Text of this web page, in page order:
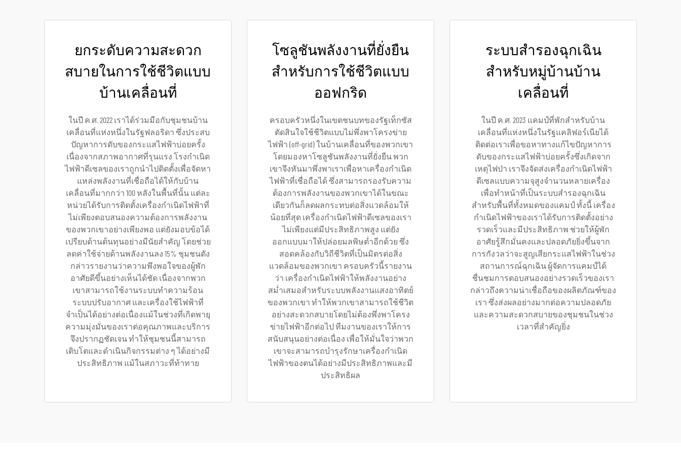
ยกระดับความสะดวก
สบายในการใช้ชีวิตแบบ
บ้านเคลื่อนที่
ในปี ค.ศ. 2022 เราได้ร่วมมือกับชุมชนบ้าน
เคลื่อนที่แห่งหนึ่งในรัฐฟลอริดา ซึ่งประสบ
ปัญหาการดับของกระแสไฟฟ้าบ่อยครั้ง
เนื่องจากสภาพอากาศที่รุนแรง โรงกำเนิด
ไฟฟ้าดีเซลของเราถูกนำไปติดตั้งเพื่อจัดหา
แหล่งพลังงานที่เชื่อถือได้ให้กับบ้าน
เคลื่อนที่มากกว่า 100 หลังในพื้นที่นั้น แต่ละ
หน่วยได้รับการติดตั้งเครื่องกำเนิดไฟฟ้าที่
ไม่เพียงตอบสนองความต้องการพลังงาน
ของพวกเขาอย่างเพียงพอ แต่ยังมอบข้อได้
เปรียบด้านต้นทุนอย่างมีนัยสำคัญ โดยช่วย
ลดค่าใช้จ่ายด้านพลังงานลง 15% ชุมชนดัง
กล่าวรายงานว่าความพึงพอใจของผู้พัก
อาศัยดีขึ้นอย่างเห็นได้ชัด เนื่องจากพวก
เขาสามารถใช้งานระบบทำความร้อน
ระบบปรับอากาศ และเครื่องใช้ไฟฟ้าที่
จำเป็นได้อย่างต่อเนื่องแม้ในช่วงที่เกิดพายุ
ความมุ่งมั่นของเราต่อคุณภาพและบริการ
จึงปรากฏชัดเจน ทำให้ชุมชนนี้สามารถ
เติบโตและดำเนินกิจกรรมต่าง ๆ ได้อย่างมี
ประสิทธิภาพ แม้ในสภาวะที่ท้าทาย
โซลูชันพลังงานที่ยั่งยืน
สำหรับการใช้ชีวิตแบบ
ออฟกริด
ครอบครัวหนึ่งในเขตชนบทของรัฐเท็กซัส
ตัดสินใจใช้ชีวิตแบบไม่พึ่งพาโครงข่าย
ไฟฟ้า (off-grid) ในบ้านเคลื่อนที่ของพวกเขา
โดยมองหาโซลูชันพลังงานที่ยั่งยืน พวก
เขาจึงหันมาพึ่งพาเราเพื่อหาเครื่องกำเนิด
ไฟฟ้าที่เชื่อถือได้ ซึ่งสามารถรองรับความ
ต้องการพลังงานของพวกเขาได้ในขณะ
เดียวกันก็ลดผลกระทบต่อสิ่งแวดล้อมให้
น้อยที่สุด เครื่องกำเนิดไฟฟ้าดีเซลของเรา
ไม่เพียงแต่มีประสิทธิภาพสูง แต่ยัง
ออกแบบมาให้ปล่อยมลพิษต่ำอีกด้วย ซึ่ง
สอดคล้องกับวิถีชีวิตที่เป็นมิตรต่อสิ่ง
แวดล้อมของพวกเขา ครอบครัวนี้รายงาน
ว่า เครื่องกำเนิดไฟฟ้าให้พลังงานอย่าง
สม่ำเสมอสำหรับระบบพลังงานแสงอาทิตย์
ของพวกเขา ทำให้พวกเขาสามารถใช้ชีวิต
อย่างสะดวกสบายโดยไม่ต้องพึ่งพาโครง
ข่ายไฟฟ้าอีกต่อไป ทีมงานของเราให้การ
สนับสนุนอย่างต่อเนื่อง เพื่อให้มั่นใจว่าพวก
เขาจะสามารถบำรุงรักษาเครื่องกำเนิด
ไฟฟ้าของตนได้อย่างมีประสิทธิภาพและมี
ประสิทธิผล
ระบบสำรองฉุกเฉิน
สำหรับหมู่บ้านบ้าน
เคลื่อนที่
ในปี ค.ศ. 2023 แคมป์ที่พักสำหรับบ้าน
เคลื่อนที่แห่งหนึ่งในรัฐแคลิฟอร์เนียได้
ติดต่อเราเพื่อขอหาทางแก้ไขปัญหาการ
ดับของกระแสไฟฟ้าบ่อยครั้งซึ่งเกิดจาก
เหตุไฟป่า เราจึงจัดส่งเครื่องกำเนิดไฟฟ้า
ดีเซลแบบความจุสูงจำนวนหลายเครื่อง
เพื่อทำหน้าที่เป็นระบบสำรองฉุกเฉิน
สำหรับพื้นที่ทั้งหมดของแคมป์ ทั้งนี้ เครื่อง
กำเนิดไฟฟ้าของเราได้รับการติดตั้งอย่าง
รวดเร็วและมีประสิทธิภาพ ช่วยให้ผู้พัก
อาศัยรู้สึกมั่นคงและปลอดภัยยิ่งขึ้นจาก
การกังวลว่าจะสูญเสียกระแสไฟฟ้าในช่วง
สถานการณ์ฉุกเฉิน ผู้จัดการแคมป์ได้
ชื่นชมการตอบสนองอย่างรวดเร็วของเรา
กล่าวถึงความน่าเชื่อถือของผลิตภัณฑ์ของ
เรา ซึ่งส่งผลอย่างมากต่อความปลอดภัย
และความสะดวกสบายของชุมชนในช่วง
เวลาที่สำคัญยิ่ง